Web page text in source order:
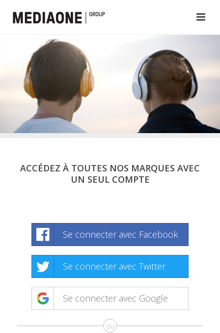
ACCÉDEZ À TOUTES NOS MARQUES AVEC
UN SEUL COMPTE
Se connecter avec Facebook
Se connecter avec Twitter
Se connecter avec Google
ou